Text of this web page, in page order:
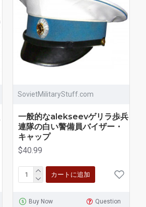
SovietMilitaryStuff.com
一般的なalekseevゲリラ歩兵
連隊の白い警備員バイザー・
キャップ
$40.99
カートに追加
Buy Now Question